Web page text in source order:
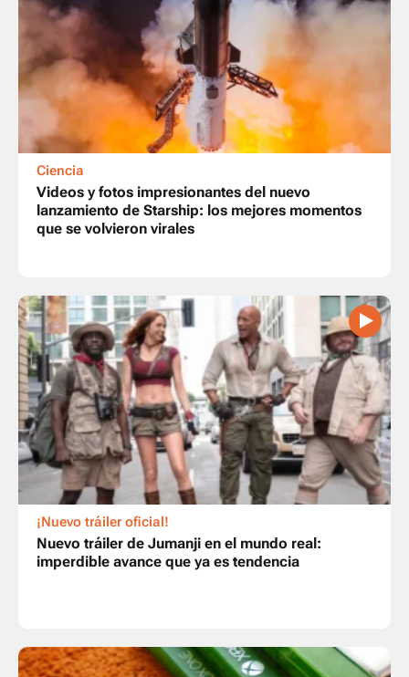
Ciencia
Videos y fotos impresionantes del nuevo
lanzamiento de Starship: los mejores momentos
que se volvieron virales
¡Nuevo tráiler oficial!
Nuevo tráiler de Jumanji en el mundo real:
imperdible avance que ya es tendencia